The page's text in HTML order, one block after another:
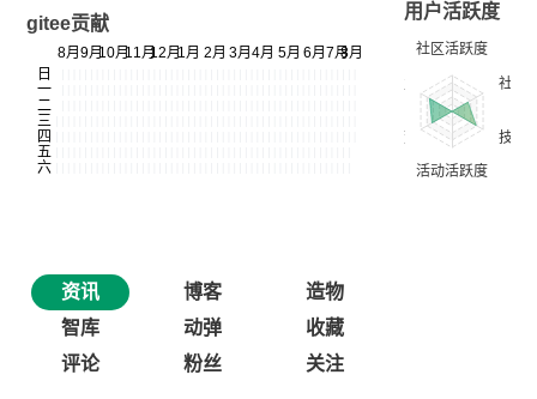
gitee贡献
用户活跃度
资讯 博客
造物
智库
动弹
收藏
评论
粉丝 关注